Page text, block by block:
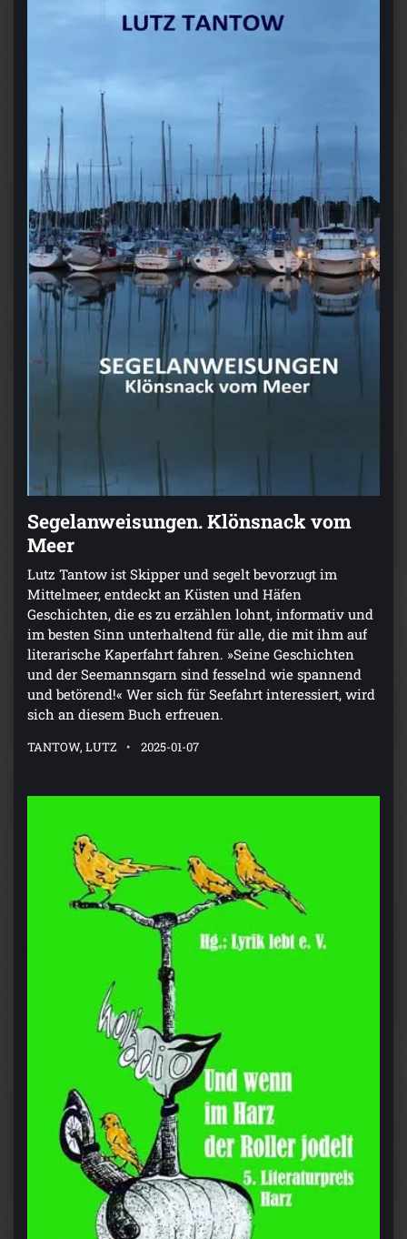
Segelanweisungen. Klönsnack vom
Meer
Lutz Tantow ist Skipper und segelt bevorzugt im
Mittelmeer, entdeckt an Küsten und Häfen
Geschichten, die es zu erzählen lohnt, informativ und
im besten Sinn unterhaltend für alle, die mit ihm auf
literarische Kaperfahrt fahren. »Seine Geschichten
und der Seemannsgarn sind fesselnd wie spannend
und betörend!« Wer sich für Seefahrt interessiert, wird
sich an diesem Buch erfreuen.
TANTOW, LUTZ 2025-01-07